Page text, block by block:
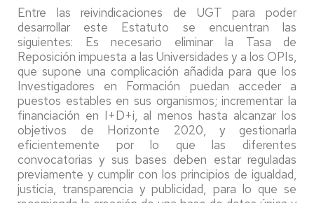
Entre las reivindicaciones de UGT para poder
desarrollar este Estatuto se encuentran las
siguientes: Es necesario eliminar la Tasa de
Reposición impuesta a las Universidades y a los OPIs,
que supone una complicación añadida para que los
Investigadores en Formación puedan acceder a
puestos estables en sus organismos; incrementar la
financiación en I+D+i, al menos hasta alcanzar los
objetivos de Horizonte 2020, y gestionarla
eficientemente por lo que las diferentes
convocatorias y sus bases deben estar reguladas
previamente y cumplir con los principios de igualdad,
justicia, transparencia y publicidad, para lo que se